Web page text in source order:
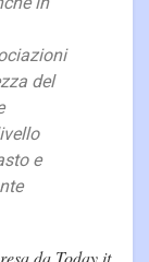
del
e
da Today.it